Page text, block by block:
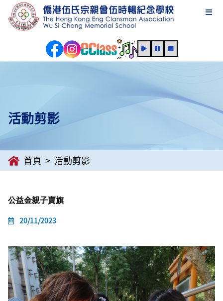
活動剪影
首頁 活動剪影
公益金親子賣旗
20/11/2023